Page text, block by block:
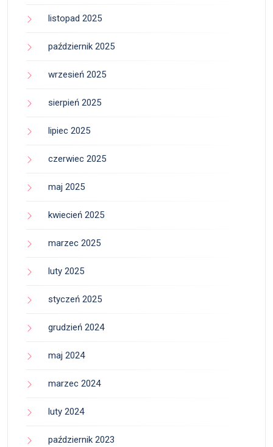
listopad 2025
październik 2025
wrzesień 2025
sierpień 2025
lipiec 2025
czerwiec 2025
maj 2025
kwiecień 2025
marzec 2025
luty 2025
styczeń 2025
grudzień 2024
maj 2024
marzec 2024
luty 2024
październik 2023